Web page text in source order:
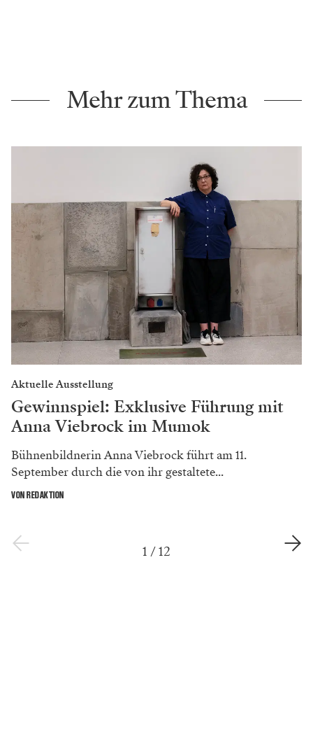
Mehr zum Thema
Aktuelle Ausstellung
Gewinnspiel: Exklusive Führung mit
Anna Viebrock im Mumok
Bühnenbildnerin Anna Viebrock führt am 11.
September durch die von ihr gestaltete...
VON REDAKTION
1 /12